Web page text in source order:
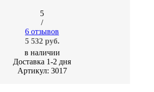
5
/
6 отзывов
5 532 руб.
в наличии
Доставка 1-2 дня
Артикул: 3017